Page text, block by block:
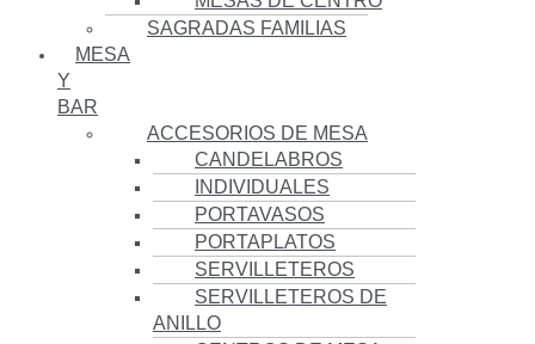
SAGRADAS FAMILIAS
MESA
Y
BAR
ACCESORIOS DE MESA
CANDELABROS
INDIVIDUALES
PORTAVASOS
PORTAPLATOS
SERVILLETEROS
SERVILLETEROS DE
ANILLO